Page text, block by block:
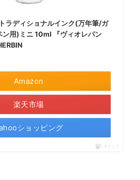
ラディショナルインク(万年筆/ガ
ン用)ミニ 10ml 『ヴィオレパン
Amazon
楽天市場
ショッピング
ポチップ